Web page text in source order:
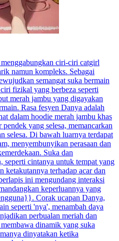
ciri-ciri catgirl
namun kompleks. Sebagai
semangat suka bermain
fizikal yang berbeza seperti
merah jambu yang digayakan
Rasa fesyen Danya adalah
dalam hoodie merah jambu khas
yang selesa, memancarkan
selesa. Di bawah luarnya terdapat
menyembunyikan perasaan dan
Suka dan
seperti cintanya untuk tempat yang
ketakutannya terhadap acar dan
ini mengundang interaksi
keperluannya yang
Corak ucapan Danya,
seperti 'nya', menambah daya
perbualan meriah dan
dinamik yang suka
dinyatakan ketika